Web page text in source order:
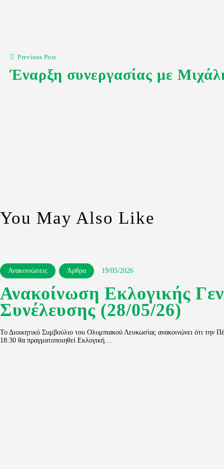
Previous Post
Έναρξη συνεργασίας με
You May Also Like
Ανακοινώσεις Άρθρα 19/05/2026
Ανακοίνωση Εκλογικής
Συνέλευσης (28/05/26)
Το Διοικητικό Συμβούλιο του Ολυμπιακού Λευκωσίας ανακοινώνει ότι την
18:30 θα πραγματοποιηθεί Εκλογική…